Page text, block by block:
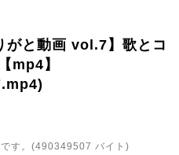
がと動画 vol.7】歌とコ
mp4】
す。(490349507 バイト)